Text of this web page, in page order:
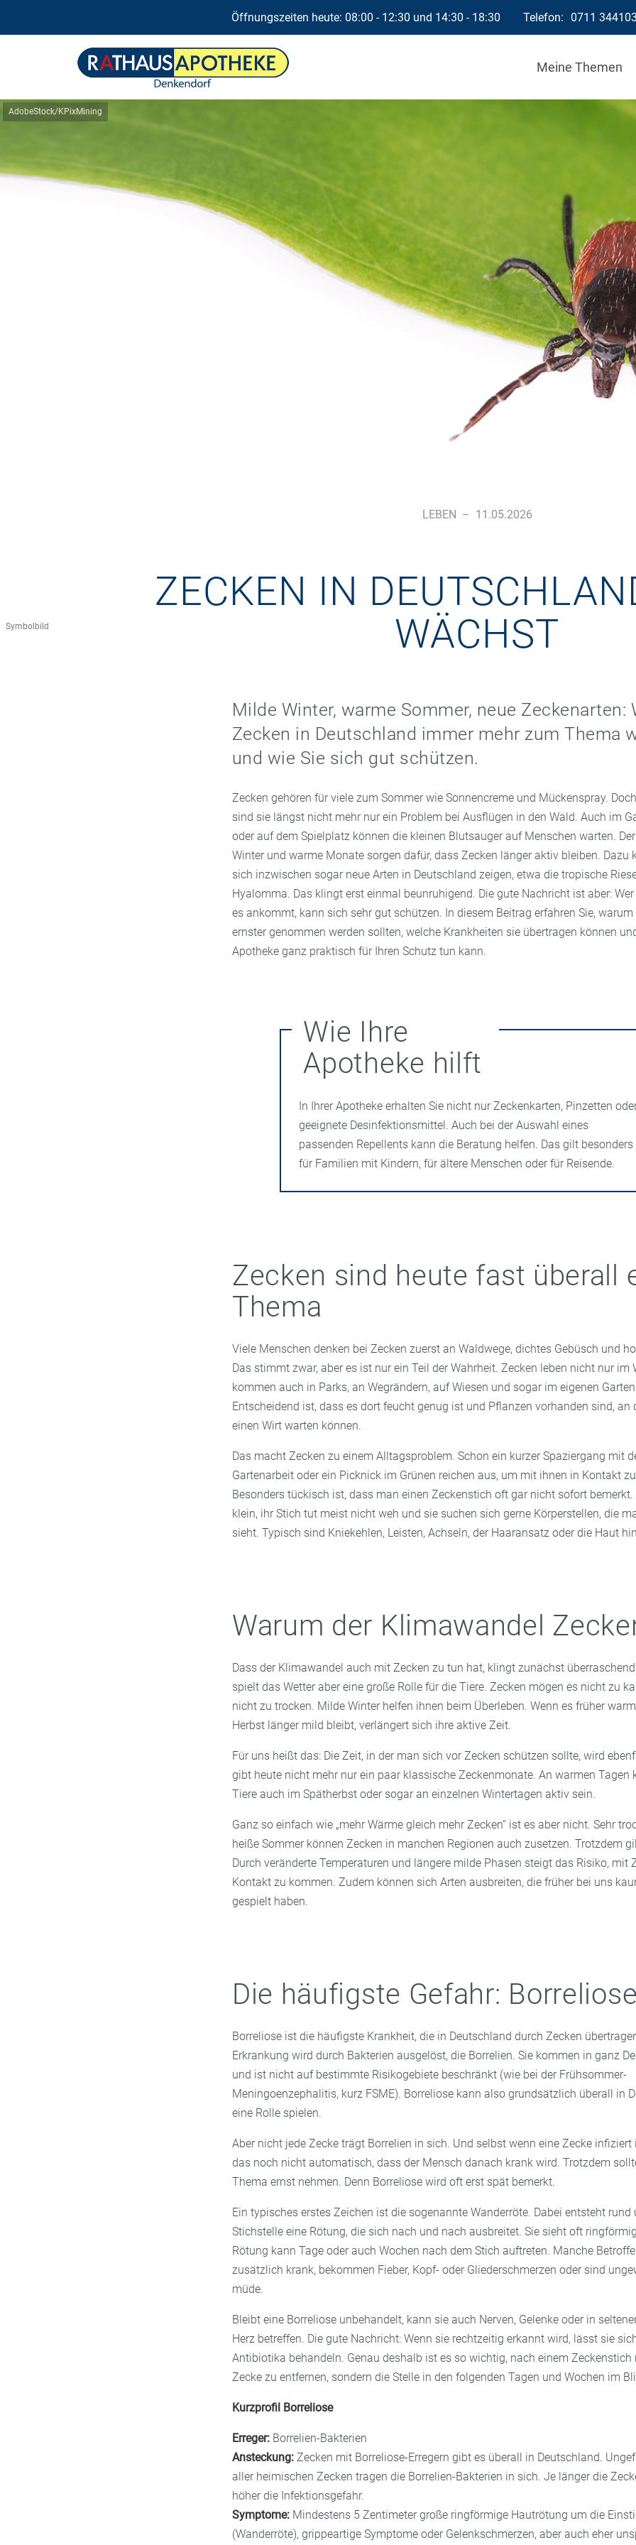
Öffnungszeiten heute: 08:00 - 12:30 und 14:30 - 18:30 Telefon: 0711
Meine Themen
AdobeStock/KPixMining
Symbolbild
LEBEN – 11.05.2026
ZECKEN IN
WÄCHST
Milde Winter, warme Sommer, neue Zeckenarten:
Zecken in Deutschland immer mehr zum Thema
und wie Sie sich gut schützen.
Zecken gehören für viele zum Sommer wie Sonnencreme und Mückenspray.
sind sie längst nicht mehr nur ein Problem bei Ausflügen in den Wald. Auch im
oder auf dem Spielplatz können die kleinen Blutsauger auf Menschen warten.
Winter und warme Monate sorgen dafür, dass Zecken länger aktiv bleiben. Dazu
sich inzwischen sogar neue Arten in Deutschland zeigen, etwa die tropische
Hyalomma. Das klingt erst einmal beunruhigend. Die gute Nachricht ist aber:
es ankommt, kann sich sehr gut schützen. In diesem Beitrag erfahren Sie, warum
ernster genommen werden sollten, welche Krankheiten sie übertragen können
Apotheke ganz praktisch für Ihren Schutz tun kann.
Wie Ihre
Apotheke hilft
In Ihrer Apotheke erhalten Sie nicht nur Zeckenkarten, Pinzetten
geeignete Desinfektionsmittel. Auch bei der Auswahl eines
passenden Repellents kann die Beratung helfen. Das gilt besonders
für Familien mit Kindern, für ältere Menschen oder für Reisende.
Zecken sind heute fast überall
Thema
Viele Menschen denken bei Zecken zuerst an Waldwege, dichtes Gebüsch und
Das stimmt zwar, aber es ist nur ein Teil der Wahrheit. Zecken leben nicht nur im
kommen auch in Parks, an Wegrändern, auf Wiesen und sogar im eigenen
Entscheidend ist, dass es dort feucht genug ist und Pflanzen vorhanden sind, an
einen Wirt warten können.
Das macht Zecken zu einem Alltagsproblem. Schon ein kurzer Spaziergang mit
Gartenarbeit oder ein Picknick im Grünen reichen aus, um mit ihnen in Kontakt
Besonders tückisch ist, dass man einen Zeckenstich oft gar nicht sofort
klein, ihr Stich tut meist nicht weh und sie suchen sich gerne Körperstellen, die
sieht. Typisch sind Kniekehlen, Leisten, Achseln, der Haaransatz oder die Haut
Warum der Klimawandel
Dass der Klimawandel auch mit Zecken zu tun hat, klingt zunächst
spielt das Wetter aber eine große Rolle für die Tiere. Zecken mögen es nicht zu
nicht zu trocken. Milde Winter helfen ihnen beim Überleben. Wenn es früher
Herbst länger mild bleibt, verlängert sich ihre aktive Zeit.
Für uns heißt das: Die Zeit, in der man sich vor Zecken schützen sollte, wird
gibt heute nicht mehr nur ein paar klassische Zeckenmonate. An warmen Tagen
Tiere auch im Spätherbst oder sogar an einzelnen Wintertagen aktiv sein.
Ganz so einfach wie „mehr Wärme gleich mehr Zecken“ ist es aber nicht. Sehr
heiße Sommer können Zecken in manchen Regionen auch zusetzen. Trotzdem
Durch veränderte Temperaturen und längere milde Phasen steigt das Risiko, mit
Kontakt zu kommen. Zudem können sich Arten ausbreiten, die früher bei uns
gespielt haben.
Die häufigste Gefahr:
Borreliose ist die häufigste Krankheit, die in Deutschland durch Zecken
Erkrankung wird durch Bakterien ausgelöst, die Borrelien. Sie kommen in ganz
und ist nicht auf bestimmte Risikogebiete beschränkt (wie bei der Frühsommer-
Meningoenzephalitis, kurz FSME). Borreliose kann also grundsätzlich überall in
eine Rolle spielen.
Aber nicht jede Zecke trägt Borrelien in sich. Und selbst wenn eine Zecke infiziert
das noch nicht automatisch, dass der Mensch danach krank wird. Trotzdem
Thema ernst nehmen. Denn Borreliose wird oft erst spät bemerkt.
Ein typisches erstes Zeichen ist die sogenannte Wanderröte. Dabei entsteht rund
Stichstelle eine Rötung, die sich nach und nach ausbreitet. Sie sieht oft
Rötung kann Tage oder auch Wochen nach dem Stich auftreten. Manche
zusätzlich krank, bekommen Fieber, Kopf- oder Gliederschmerzen oder sind
müde.
Bleibt eine Borreliose unbehandelt, kann sie auch Nerven, Gelenke oder in
Herz betreffen. Die gute Nachricht: Wenn sie rechtzeitig erkannt wird, lässt sie
Antibiotika behandeln. Genau deshalb ist es so wichtig, nach einem Zeckenstich
Zecke zu entfernen, sondern die Stelle in den folgenden Tagen und Wochen im
Kurzprofil Borreliose
Erreger:Borrelien-Bakterien
Ansteckung:Zecken mit Borreliose-Erregern gibt es überall in Deutschland.
aller heimischen Zecken tragen die Borrelien-Bakterien in sich. Je länger die
höher die Infektionsgefahr.
Symptome:Mindestens 5 Zentimeter große ringförmige Hautrötung um die
(Wanderröte), grippeartige Symptome oder Gelenkschmerzen, aber auch eher